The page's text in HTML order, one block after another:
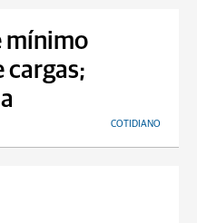
mínimo
cargas;
COTIDIANO